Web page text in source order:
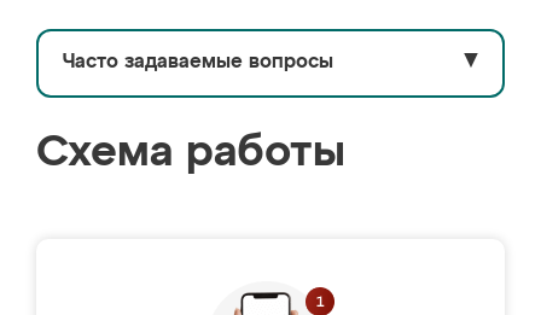
Часто задаваемые вопросы ▼
Схема работы